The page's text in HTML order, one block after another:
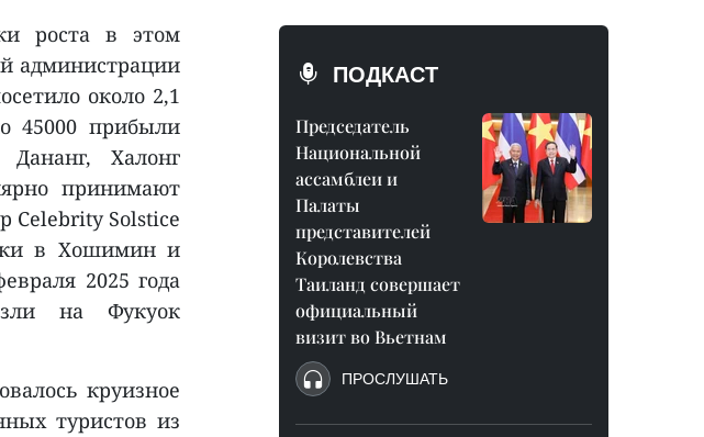
роста в этом
администрации
около 2,1
45000 прибыли
Халонг
принимают
Celebrity Solstice
в Хошимин и
2025 года
на Фукуок
круизное
туристов из
ПОДКАСТ
Председатель
Национальной
ассамблеи и
Палаты
представителей
Королевства
Таиланд совершает
официальный
визит во Вьетнам
ПРОСЛУШАТЬ